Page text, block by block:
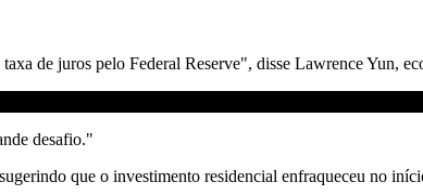
de juros pelo Federal Reserve", disse Lawrence Yun,
desafio."
que o investimento residencial enfraqueceu no